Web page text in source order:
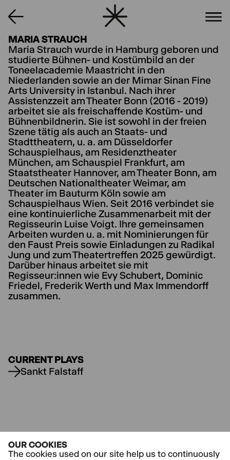
OUR COOKIES
The cookies used on our site help us to continuously
MARIA STRAUCH
Maria Strauch wurde in Hamburg geboren und
studierte Bühnen- und Kostümbild an der
Toneelacademie Maastricht in den
Niederlanden sowie an der Mimar Sinan Fine
Arts University in Istanbul. Nach ihrer
Assistenzzeit am Theater Bonn (2016 - 2019)
arbeitet sie als freischaffende Kostüm- und
Bühnenbildnerin. Sie ist sowohl in der freien
Szene tätig als auch an Staats- und
Stadttheatern, u. a. am Düsseldorfer
Schauspielhaus, am Residenztheater
München, am Schauspiel Frankfurt, am
Staatstheater Hannover, am Theater Bonn, am
Deutschen Nationaltheater Weimar, am
Theater im Bauturm Köln sowie am
Schauspielhaus Wien. Seit 2016 verbindet sie
eine kontinuierliche Zusammenarbeit mit der
Regisseurin Luise Voigt. Ihre gemeinsamen
Arbeiten wurden u. a. mit Nominierungen für
den Faust Preis sowie Einladungen zu Radikal
Jung und zum Theatertreffen 2025 gewürdigt.
Darüber hinaus arbeitet sie mit
Regisseur:innen wie Evy Schubert, Dominic
Friedel, Frederik Werth und Max Immendorff
zusammen.
CURRENT PLAYS
Sankt Falstaff